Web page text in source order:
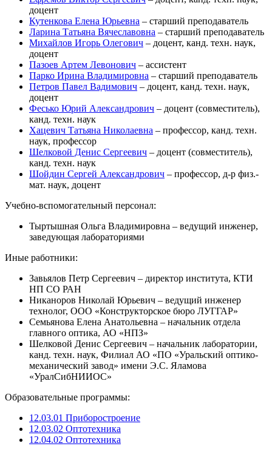
доцент
Кутенкова Елена Юрьевна – старший преподаватель
Ларина Татьяна Вячеславовна – старший преподаватель
Михайлов Игорь Олегович – доцент, канд. техн. наук,
доцент
Пазоев Артем Левонович – ассистент
Парко Ирина Владимировна – старший преподаватель
Петров Павел Вадимович – доцент, канд. техн. наук,
доцент
Фесько Юрий Александрович – доцент (совместитель),
канд. техн. наук
Хацевич Татьяна Николаевна – профессор, канд. техн.
наук, профессор
Шелковой Денис Сергеевич – доцент (совместитель),
канд. техн. наук
Шойдин Сергей Александрович – профессор, д-р физ.-
мат. наук, доцент
Учебно-вспомогательный персонал:
Тыртышная Ольга Владимировна – ведущий инженер,
заведующая лабораториями
Иные работники:
Завьялов Петр Сергеевич – директор института, КТИ
НП СО РАН
Никаноров Николай Юрьевич – ведущий инженер
технолог, ООО «Конструкторское бюро ЛУГГАР»
Семьянова Елена Анатольевна – начальник отдела
главного оптика, АО «НПЗ»
Шелковой Денис Сергеевич – начальник лаборатории,
канд. техн. наук, Филиал АО «ПО «Уральский оптико-
механический завод» имени Э.С. Яламова
«УралСибНИИОС»
Образовательные программы:
12.03.01 Приборостроение
12.03.02 Оптотехника
12.04.02 Оптотехника